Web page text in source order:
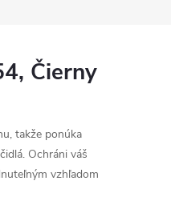
Čierny
takže ponúka
Ochráni váš
vzhľadom